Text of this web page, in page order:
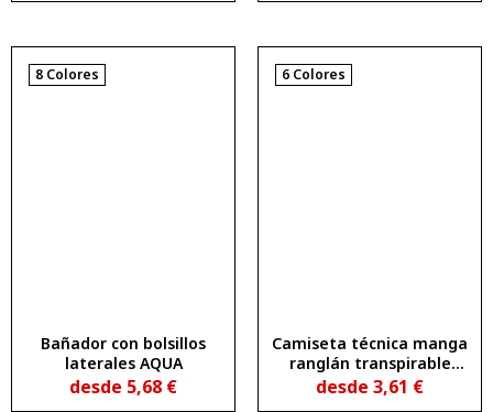
8 Colores
Bañador con bolsillos
laterales AQUA
desde 5,68 €
6 Colores
Camiseta técnica manga
ranglán transpirable
MONTECARLO L/S
desde 3,61 €